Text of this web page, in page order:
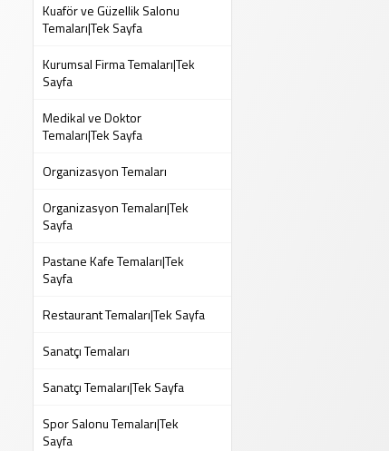
Kuaför ve Güzellik Salonu
Temaları|Tek Sayfa
Kurumsal Firma Temaları|Tek
Sayfa
Medikal ve Doktor
Temaları|Tek Sayfa
Organizasyon Temaları
Organizasyon Temaları|Tek
Sayfa
Pastane Kafe Temaları|Tek
Sayfa
Restaurant Temaları|Tek Sayfa
Sanatçı Temaları
Sanatçı Temaları|Tek Sayfa
Spor Salonu Temaları|Tek
Sayfa